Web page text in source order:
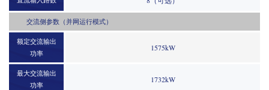
交流侧参数（并网运行模式）
额定交流输出
功率
1575kW
最大交流输出
功率
1732kW